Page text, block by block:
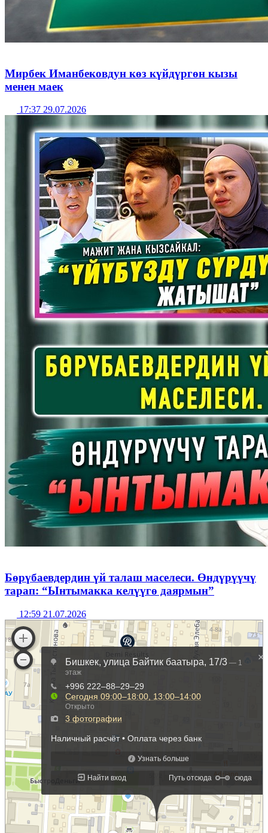
Мирбек Иманбековдун көз күйдүргөн кызы
менен маек
17:37 29.07.2026
Бөрүбаевдердин үй талаш маселеси. Өндүрүүчү
тарап: “Ынтымакка келүүгө даярмын”
12:59 21.07.2026